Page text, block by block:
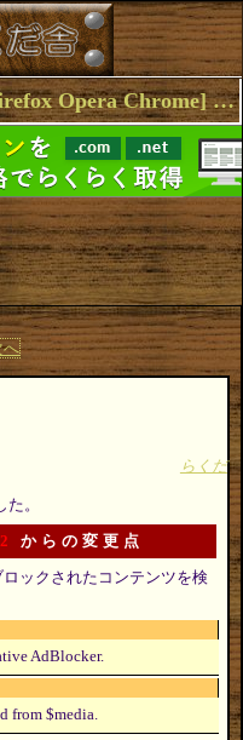
日誌の検索 [タグ:Extensions Firefox Opera Chrome] 1～10(16件中)
へ
らくだ
。
からの変更点
ックされたコンテンツを検
AdBlocker.
from $media.